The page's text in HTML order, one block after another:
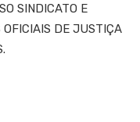
SINDICATO E
OFICIAIS DE JUSTIÇA